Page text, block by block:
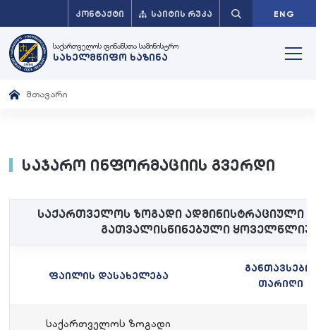
ᲙᲝᲜᲢᲐᲥᲢᲘ ᲡᲐᲘᲢᲘᲡ ᲠᲣᲙᲐ ENG
საქართველოს ფინანსთა სამინისტრო
სახელმწიფო ხაზინა
მთავარი
საჯარო ინფორმაციის გვერდი
საქართველოს ზოგადი ადმინისტრაციული
გათვალისწინებული
ფაილის დასახელება
თარიღი
საქართველოს ზოგადი